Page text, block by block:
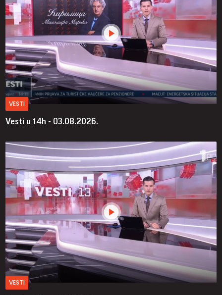
VESTI
Vesti u 14h - 03.08.2026.
VESTI